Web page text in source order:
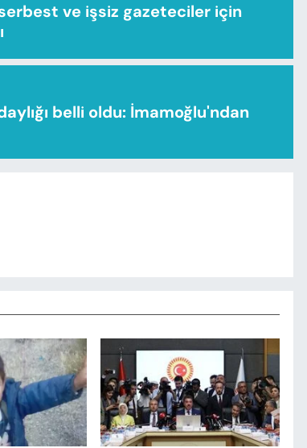
ve işsiz gazeteciler için
belli oldu: İmamoğlu'ndan